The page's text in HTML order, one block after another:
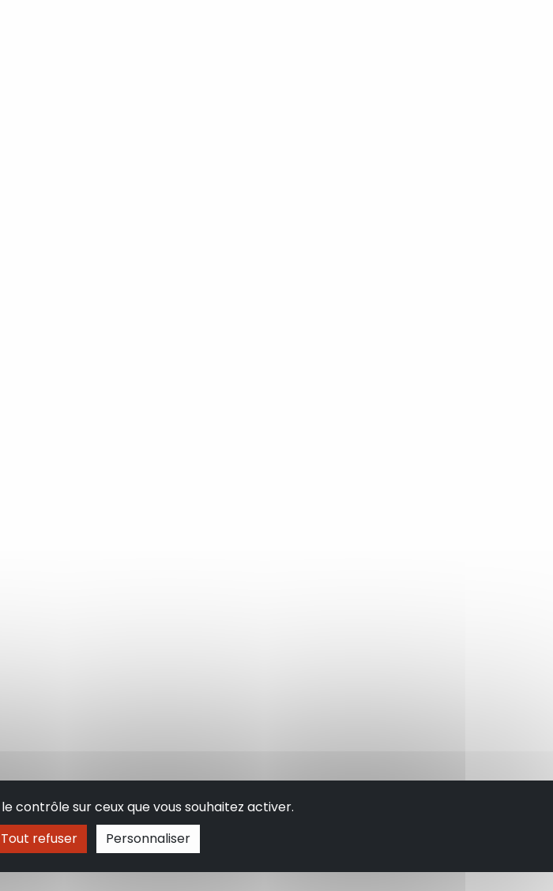
contrôle sur ceux que vous souhaitez activer.
Tout refuser Personnaliser